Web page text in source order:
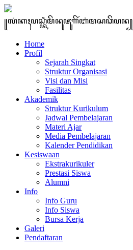
꧋ꦭꦁꦏꦃꦥꦱ꧀ꦠꦶꦩꦼꦤꦸꦗꦸꦒꦼꦂꦧꦁꦩꦱꦣꦼꦥꦤ꧀
Home
Profil
Sejarah Singkat
Struktur Organisasi
Visi dan Misi
Fasilitas
Akademik
Struktur Kurikulum
Jadwal Pembelajaran
Materi Ajar
Media Pembelajaran
Kalender Pendidikan
Kesiswaan
Ekstrakurikuler
Prestasi Siswa
Alumni
Info
Info Guru
Info Siswa
Bursa Kerja
Galeri
Pendaftaran